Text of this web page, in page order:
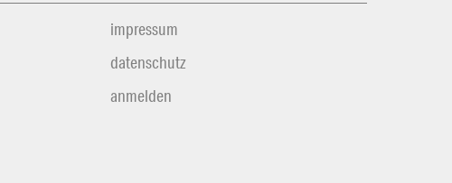
impressum
datenschutz
anmelden